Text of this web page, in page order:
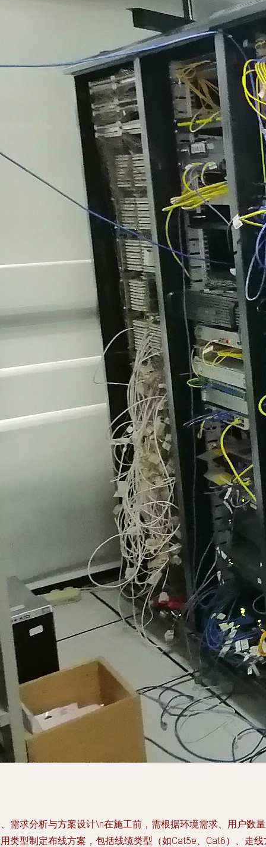
需求分析与方案设计\n在施工前，需根据环境需求、用户数
类型制定布线方案，包括线缆类型（如Cat5e、Cat6）、走线